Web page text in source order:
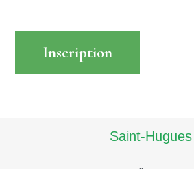
Inscription
Saint-Hugues